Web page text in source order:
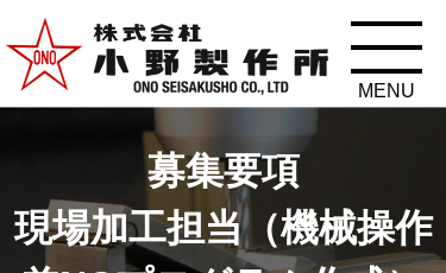
募集要項
現場加工担当（機械操作